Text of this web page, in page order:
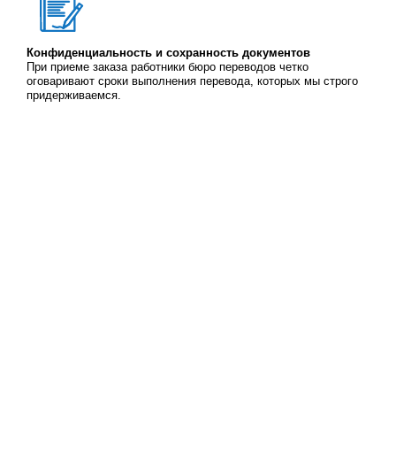
Конфиденциальность и сохранность документов
При приеме заказа работники бюро переводов четко
оговаривают сроки выполнения перевода, которых мы строго
придерживаемся.